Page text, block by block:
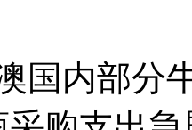
国内部分